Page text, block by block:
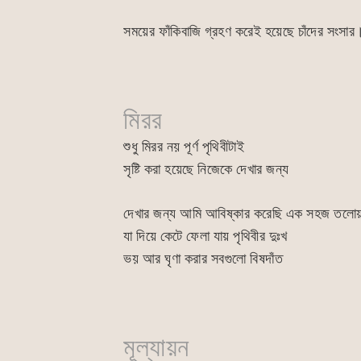
সময়ের ফাঁকিবাজি গ্রহণ করেই হয়েছে চাঁদের সংসার।
মিরর
শুধু মিরর নয় পূর্ণ পৃথিবীটাই
সৃষ্টি করা হয়েছে নিজেকে দেখার জন্য
দেখার জন্য আমি আবিষ্কার করেছি এক সহজ
যা দিয়ে কেটে ফেলা যায় পৃথিবীর দুঃখ
ভয় আর ঘৃণা করার সবগুলো বিষদাঁত
মূল্যায়ন